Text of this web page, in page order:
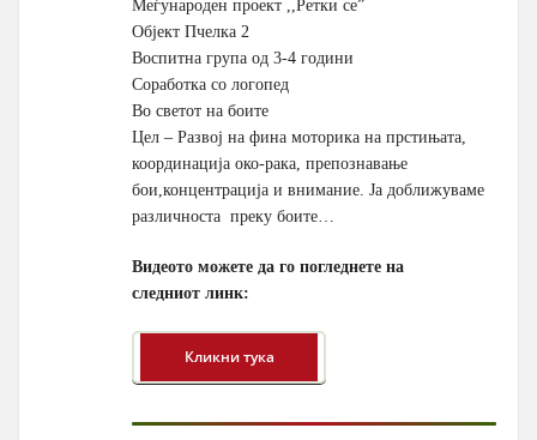
Меѓународен проект ,,Ретки се”
Објект Пчелка 2
Воспитна група од 3-4 години
Соработка со логопед
Во светот на боите
Цел – Развој на фина моторика на прстињата,
координација око-рака, препознавање
бои,концентрација и внимание. Ја доближуваме
различноста преку боите…
Видеото можете да го погледнете на
следниот линк: